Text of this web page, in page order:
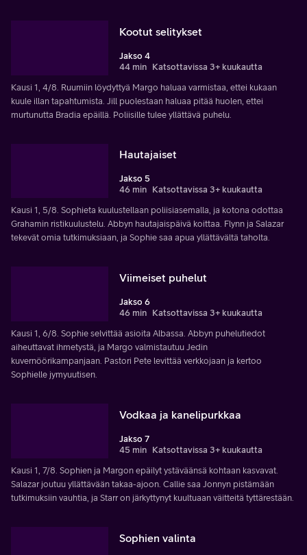
Kootut selitykset
Jakso 4
44 min Katsottavissa 3+ kuukautta
Kausi 1, 4/8. Ruumiin löydyttyä Margo haluaa varmistaa, ettei kukaan
kuule illan tapahtumista. Jill puolestaan haluaa pitää huolen, ettei
murtunutta Bradia epäillä. Poliisille tulee yllättävä puhelu.
Hautajaiset
Jakso 5
46 min Katsottavissa 3+ kuukautta
Kausi 1, 5/8. Sophieta kuulustellaan poliisiasemalla, ja kotona odottaa
Grahamin ristikuulustelu. Abbyn hautajaispäivä koittaa. Flynn ja Salazar
tekevät omia tutkimuksiaan, ja Sophie saa apua yllättävältä taholta.
Viimeiset puhelut
Jakso 6
46 min Katsottavissa 3+ kuukautta
Kausi 1, 6/8. Sophie selvittää asioita Albassa. Abbyn puhelutiedot
aiheuttavat ihmetystä, ja Margo valmistautuu Jedin
kuvernöörikampanjaan. Pastori Pete levittää verkkojaan ja kertoo
Sophielle jymyuutisen.
Vodkaa ja kanelipurkkaa
Jakso 7
45 min Katsottavissa 3+ kuukautta
Kausi 1, 7/8. Sophien ja Margon epäilyt ystäväänsä kohtaan kasvavat.
Salazar joutuu yllättävään takaa-ajoon. Callie saa Jonnyn pistämään
tutkimuksiin vauhtia, ja Starr on järkyttynyt kuultuaan väitteitä tyttärestään.
Sophien valinta